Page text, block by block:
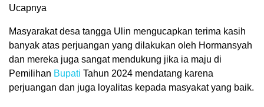
Ucapnya
Masyarakat desa tangga Ulin mengucapkan terima kasih
banyak atas perjuangan yang dilakukan oleh Hormansyah
dan mereka juga sangat mendukung jika ia maju di
Pemilihan Bupati Tahun 2024 mendatang karena
perjuangan dan juga loyalitas kepada masyakat yang baik.